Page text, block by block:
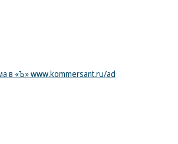
в «Ъ» www.kommersant.ru/ad